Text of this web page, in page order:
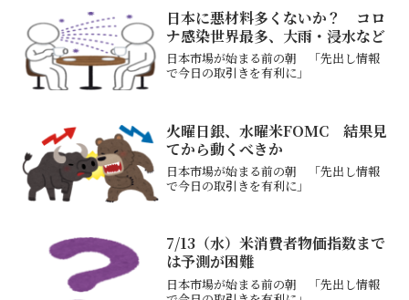
過去最安値となる１ドル＝４２リラを付
けたトルコ当局が野党の有...
日本に悪材料多くないか？ コロ
ナ感染世界最多、大雨・浸水など
日本市場が始まる前の朝 「先出し情報
で今日の取引きを有利に」
火曜日銀、水曜米FOMC 結果見
てから動くべきか
日本市場が始まる前の朝 「先出し情報
で今日の取引きを有利に」
7/13（水）米消費者物価指数まで
は予測が困難
日本市場が始まる前の朝 「先出し情報